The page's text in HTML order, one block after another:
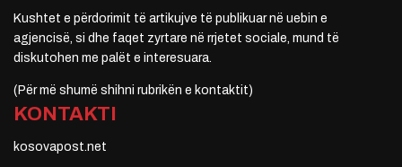
Kushtet e përdorimit të artikujve të publikuar në uebin e
agjencisë, si dhe faqet zyrtare në rrjetet sociale, mund të
diskutohen me palët e interesuara.
(Për më shumë shihni rubrikën e kontaktit)
KONTAKTI
kosovapost.net